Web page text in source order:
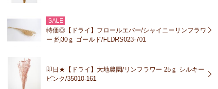
SALE
特価◎【ドライ】フロールエバー/シャイニーリンフラワ
ー 約30ｇ ゴールド/FLDRS023-701
即日★【ドライ】大地農園/リンフラワー 25ｇ シルキー
ピンク/35010-161